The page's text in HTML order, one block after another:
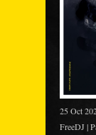
25 Oct
FreeDJ |